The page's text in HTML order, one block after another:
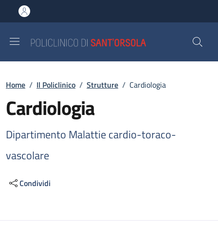
al contenuto principale
to footer content
Briciole di pane
Home / Il Policlinico / Strutture / Cardiologia
Cardiologia
Dipartimento Malattie cardio-toraco-
vascolare
Condividi